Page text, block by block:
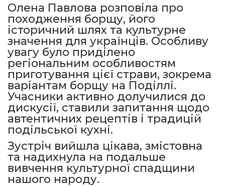
Олена Павлова розповіла про
походження борщу, його
історичний шлях та культурне
значення для українців. Особливу
увагу було приділено
регіональним особливостям
приготування цієї страви, зокрема
варіантам борщу на Поділлі.
Учасники активно долучилися до
дискусії, ставили запитання щодо
автентичних рецептів і традицій
подільської кухні.
Зустріч вийшла цікава, змістовна
та надихнула на подальше
вивчення культурної спадщини
нашого народу.